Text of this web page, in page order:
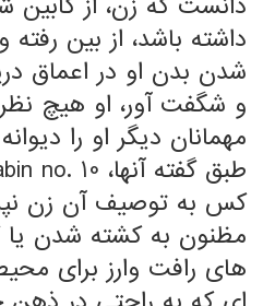
داشته باشد، از بین
شدن بدن او در اعماق
و شگفت آور، او هیچ
مهمانان دیگر او را
کس به توصیف آن زن
مظنون به کشته شدن
های رافت وارز برای